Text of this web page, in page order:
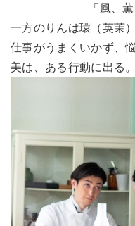
「風、
一方のりんは環（英茉
仕事がうまくいかず、
美は、ある行動に出る。